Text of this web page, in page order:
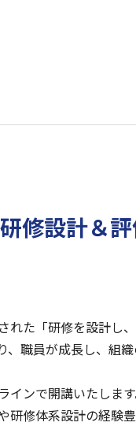
設計＆
れた「研修を設計し
職員が成長し、組
ンで開講いたします
研修体系設計の経験